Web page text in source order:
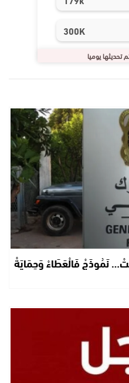
300K
تحديثها يوميا
نَمُوذَجْ فَالْعَطَاءْ وَحِمَايَةْ